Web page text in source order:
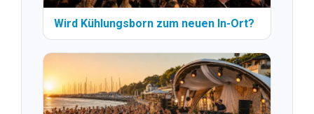
Wird Kühlungsborn zum neuen In-Ort?